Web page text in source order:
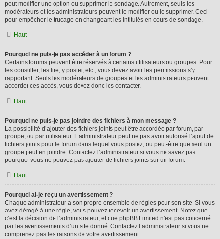
peut modifier une option ou supprimer le sondage. Autrement, seuls les
modérateurs et les administrateurs peuvent le modifier ou le supprimer. Ceci
pour empêcher le trucage en changeant les intitulés en cours de sondage.
Haut
Pourquoi ne puis-je pas accéder à un forum ?
Certains forums peuvent être réservés à certains utilisateurs ou groupes. Pour
les consulter, les lire, y poster, etc., vous devez avoir les permissions s’y
rapportant. Seuls les modérateurs de groupes et les administrateurs peuvent
accorder ces accès, vous devez donc les contacter.
Haut
Pourquoi ne puis-je pas joindre des fichiers à mon message ?
La possibilité d’ajouter des fichiers joints peut être accordée par forum, par
groupe, ou par utilisateur. L’administrateur peut ne pas avoir autorisé l’ajout de
fichiers joints pour le forum dans lequel vous postez, ou peut-être que seul un
groupe peut en joindre. Contactez l’administrateur si vous ne savez pas
pourquoi vous ne pouvez pas ajouter de fichiers joints sur un forum.
Haut
Pourquoi ai-je reçu un avertissement ?
Chaque administrateur a son propre ensemble de règles pour son site. Si vous
avez dérogé à une règle, vous pouvez recevoir un avertissement. Notez que
c’est la décision de l’administrateur, et que phpBB Limited n’est pas concerné
par les avertissements d’un site donné. Contactez l’administrateur si vous ne
comprenez pas les raisons de votre avertissement.